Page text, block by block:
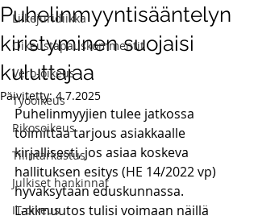
Liikejuridiikka
Oikeustapauskommentit
Vero-oikeus
Työoikeus
Rikosoikeus
Tilintarkastus
Julkiset hankinnat
IT-oikeus
Puhelinmyyntisääntelyn
kiristyminen suojaisi
kuluttajaa
Päivitetty:4.7.2025
Puhelinmyyjien tulee jatkossa
toimittaa tarjous asiakkaalle
kirjallisesti, jos asiaa koskeva
hallituksen esitys (HE 14/2022 vp)
hyväksytään eduskunnassa.
Lakimuutos tulisi voimaan näillä